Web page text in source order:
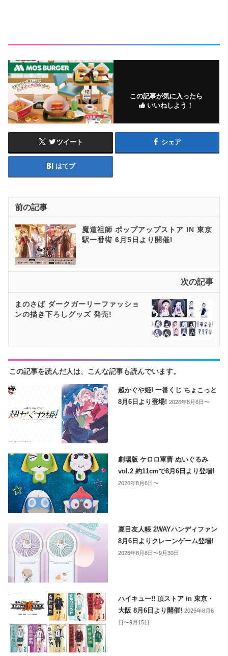
この記事が気に入ったら
いいねしよう！
ツイート シェア
はてブ
前の記事
魔道祖師 ポップアップストア IN 東京
駅一番街 6月5日より開催!
次の記事
まのさば ダークガーリーファッショ
ンの描き下ろしグッズ 発売!
この記事を読んだ人は、こんな記事も読んでいます。
超かぐや姫! 一番くじ ちょこっと
8月6日より登場!2026年8月6日〜
劇場版 ケロロ軍曹 ぬいぐるみ
vol.2 約11cmで8月6日より登場!
2026年8月6日〜
夏目友人帳 2WAYハンディファン
8月6日よりクレーンゲーム登場!
2026年8月6日〜9月30日
ハイキュー!! 頂ストア in 東京・
大阪 8月6日より開催!2026年8月6
日〜9月15日